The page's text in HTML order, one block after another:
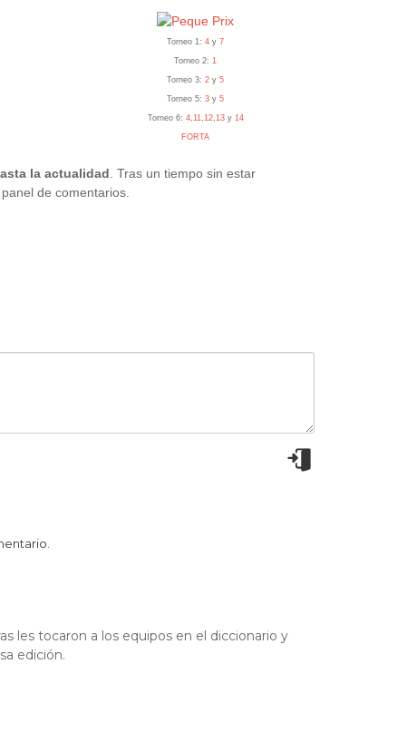
Torneo 1:4 y7
Torneo 2:1
Torneo 3:2 y5
Torneo 5:3 y5
Torneo 6: 4,11,12,13y 14
FORTA
la actualidad . Tras un tiempo sin estar
de comentarios.
les tocaron a los equipos en el diccionario y
edición.